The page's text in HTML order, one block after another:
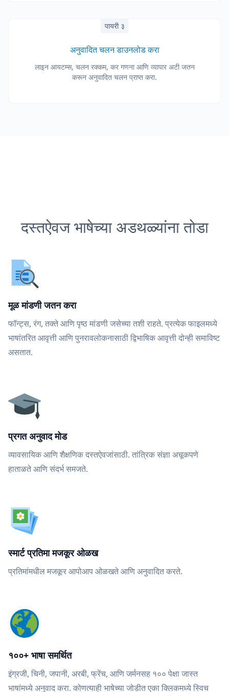
पायरी ३
अनुवादित चलन डाउनलोड करा
लाइन आयटम्स, चलन रक्कम, कर गणना आणि व्यापार अटी जतन
करून अनुवादित चलन प्राप्त करा.
दस्तऐवज भाषेच्या अडथळ्यांना तोडा
मूळ मांडणी जतन करा
फॉन्ट्स, रंग, तक्ते आणि पृष्ठ मांडणी जसेच्या तशी राहते. प्रत्येक फाइलमध्ये
भाषांतरित आवृत्ती आणि पुनरावलोकनासाठी द्विभाषिक आवृत्ती दोन्ही समाविष्ट
असतात.
प्रगत अनुवाद मोड
व्यावसायिक आणि शैक्षणिक दस्तऐवजांसाठी. तांत्रिक संज्ञा अचूकपणे
हाताळते आणि संदर्भ समजते.
स्मार्ट प्रतिमा मजकूर ओळख
प्रतिमांमधील मजकूर आपोआप ओळखते आणि अनुवादित करते.
१००+ भाषा समर्थित
इंग्रजी, चिनी, जपानी, अरबी, फ्रेंच, आणि जर्मनसह १०० पेक्षा जास्त
भाषांमध्ये अनुवाद करा. कोणत्याही भाषेच्या जोडीत एका क्लिकमध्ये स्विच